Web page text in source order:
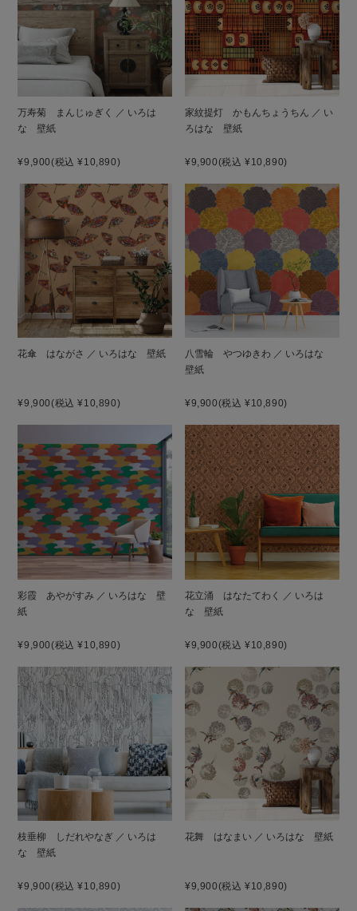
万寿菊 まんじゅぎく ／ いろは
な 壁紙
¥9,900(税込 ¥10,890)
家紋提灯 かもんちょうちん ／ い
ろはな 壁紙
¥9,900(税込 ¥10,890)
花傘 はながさ ／ いろはな 壁紙
¥9,900(税込 ¥10,890)
八雪輪 やつゆきわ ／ いろはな
壁紙
¥9,900(税込 ¥10,890)
彩霞 あやがすみ ／ いろはな 壁
紙
¥9,900(税込 ¥10,890)
花立涌 はなたてわく ／ いろは
な 壁紙
¥9,900(税込 ¥10,890)
枝垂柳 しだれやなぎ ／ いろは
な 壁紙
¥9,900(税込 ¥10,890)
花舞 はなまい ／ いろはな 壁紙
¥9,900(税込 ¥10,890)